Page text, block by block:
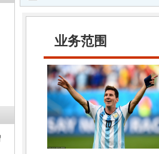
业务范围